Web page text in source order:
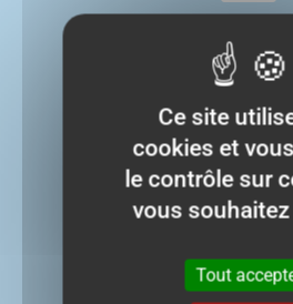
Paiement

A partir de
Ce site
cookies et
le contrôle sur
vous
Tout